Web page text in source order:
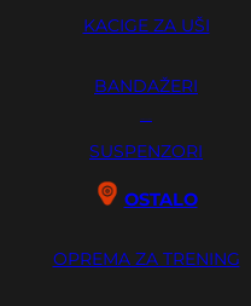
KACIGE ZA UŠI
BANDAŽERI
SUSPENZORI
OSTALO
OPREMA ZA TRENING